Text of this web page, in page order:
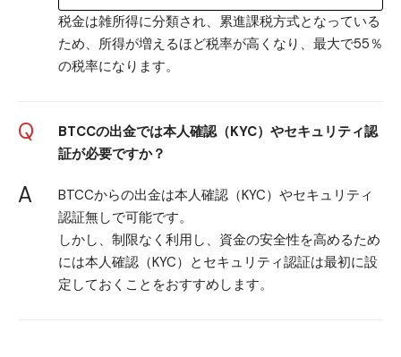
税金は雑所得に分類され、累進課税方式となっている
ため、所得が増えるほど税率が高くなり、最大で55％
の税率になります。
Q
BTCCの出金では本人確認（KYC）やセキュリティ認
証が必要ですか？
A
BTCCからの出金は本人確認（KYC）やセキュリティ
認証無しで可能です。
しかし、制限なく利用し、資金の安全性を高めるため
には本人確認（KYC）とセキュリティ認証は最初に設
定しておくことをおすすめします。